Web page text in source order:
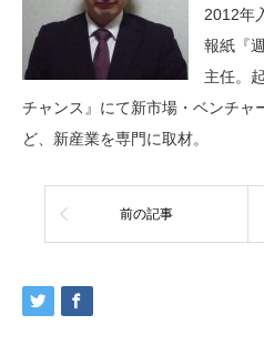
2012年
報紙『
主任。
チャンス』にて新市場・ベンチャ
ど、新産業を専門に取材。
前の記事